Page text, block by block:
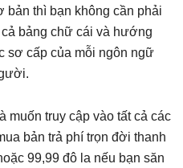
bản thì bạn không cần phải
bảng chữ cái và hướng
sơ cấp của mỗi ngôn ngữ
muốn truy cập vào tất cả các
bản trả phí trọn đời thanh
99,99 đô la nếu bạn săn